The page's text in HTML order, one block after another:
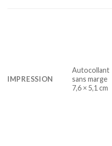
IMPRESSION
Autocollant
sans marge
7,6 × 5,1 cm